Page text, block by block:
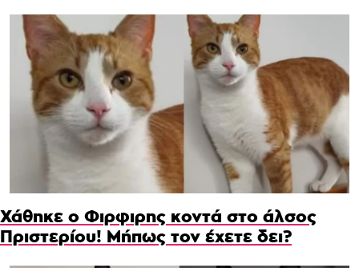
Χάθηκε ο Φιρφιρης κοντά στο άλσος
Πριστερίου! Μήπως τον έχετε δει?